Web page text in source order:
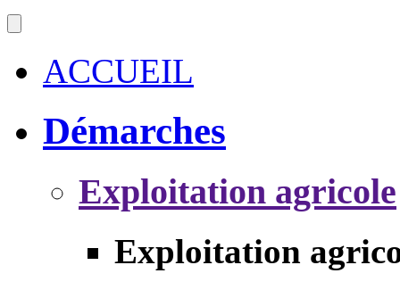
ACCUEIL
Démarches
Exploitation agricole
Exploitation